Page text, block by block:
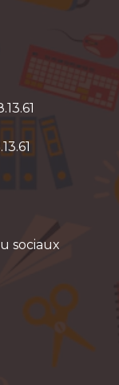
sociaux